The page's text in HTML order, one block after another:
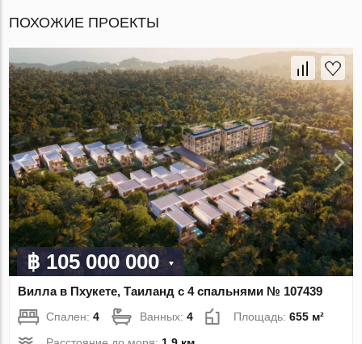
ПОХОЖИЕ ПРОЕКТЫ
฿ 105 000 000
Вилла в Пхукете, Таиланд с 4 спальнями № 107439
Спален:4 Ванных:4 Площадь:655 м²